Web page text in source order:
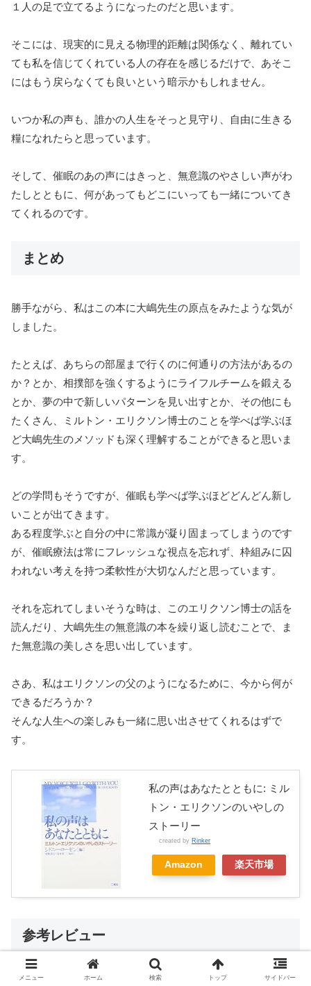
１人の足で立てるようになったのだと思います。
そこには、現実的に見える物理的距離は関係なく、離れてい
ても私を信じてくれている人の存在を感じるだけで、あそこ
にはもう戻らなくても良いという暗示かもしれません。
いつか私の声も、誰かの人生をそっと見守り、自由に生きる
糧になれたらと思っています。
そして、催眠のあの声にはきっと、無意識のやさしい声がわ
たしとともに、何があってもどこにいっても一緒についてき
てくれるのです。
まとめ
勝手ながら、私はこの本に大嶋先生の原点をみたような気が
しました。
たとえば、あちらの部屋まで行くのに何通りの方法があるの
か？とか、相撲部を強くするようにライフルチームを鍛える
とか、夢の中で新しいパターンを見い出すとか、その他にも
たくさん、ミルトン・エリクソン博士のことを学べば学ぶほ
ど大嶋先生のメソッドも深く理解することができると思いま
す。
どの学問もそうですが、催眠も学べば学ぶほどどんどん新し
いことが出てきます。
ある程度学ぶと自分の中に常識が凝り固まってしまうのです
が、催眠療法は常にフレッシュな視点を忘れず、枠組みに囚
われない考えを持つ柔軟性が大切なんだと思っています。
それを忘れてしまいそうな時は、このエリクソン博士の話を
読んだり、大嶋先生の無意識の本を繰り返し読むことで、ま
た無意識の美しさを思い出しています。
さあ、私はエリクソンの父のようになるために、今から何が
できるだろうか？
そんな人生への楽しみも一緒に思い出させてくれるはずで
す。
私の声はあなたとともに: ミル
トン・エリクソンのいやしの
ストーリー
created by Rinker
Amazon 楽天市場
参考レビュー
メニュー ホーム 検索 トップ サイドバー